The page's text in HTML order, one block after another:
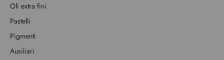
Oli extra fini
Pastelli
Pigmenti
Ausiliari